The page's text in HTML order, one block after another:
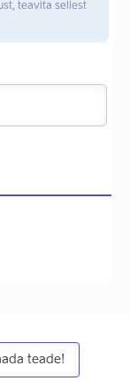
teavita sellest
teade!